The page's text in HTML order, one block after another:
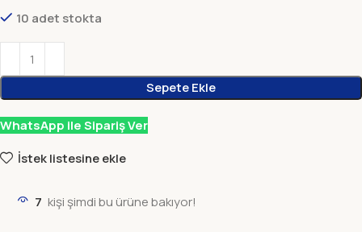
10 adet stokta
Sepete Ekle
WhatsApp ile Sipariş Ver
İstek listesine ekle
7 kişi şimdi bu ürüne bakıyor!